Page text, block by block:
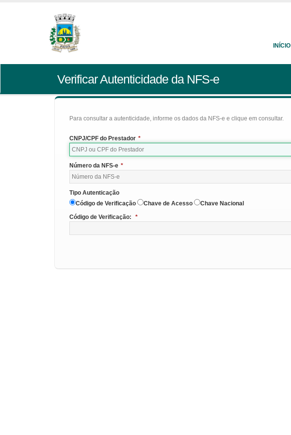
INÍCIO
Verificar Autenticidade da NFS-e
Para consultar a autenticidade, informe os dados da NFS-e e clique em consultar.
CNPJ/CPF do Prestador *
Número da NFS-e *
Tipo Autenticação
Código de Verificação
Chave de Acesso
Chave Nacional
Código de Verificação:
*